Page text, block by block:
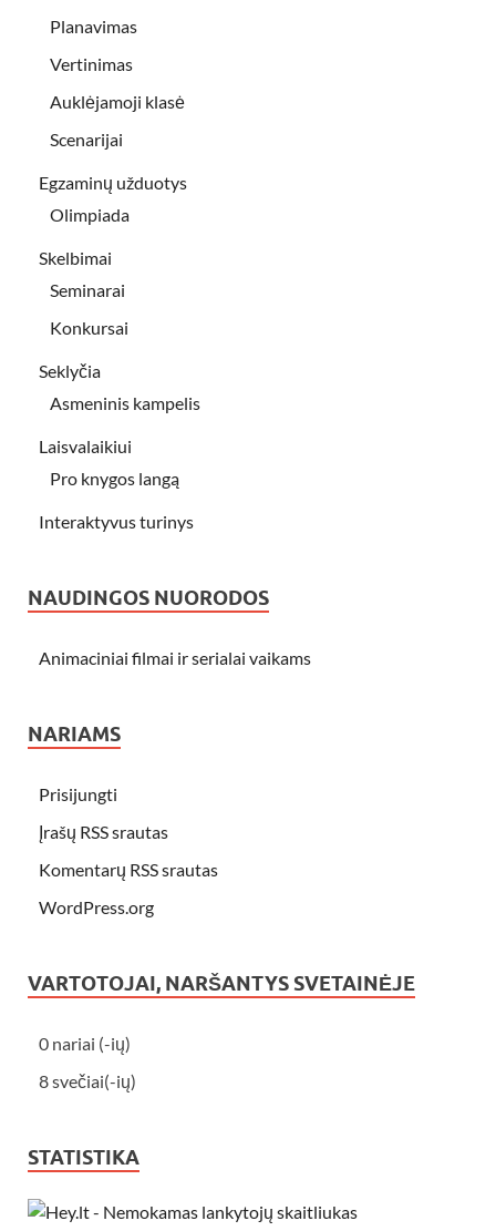
Planavimas
Vertinimas
Auklėjamoji klasė
Scenarijai
Egzaminų užduotys
Olimpiada
Skelbimai
Seminarai
Konkursai
Seklyčia
Asmeninis kampelis
Laisvalaikiui
Pro knygos langą
Interaktyvus turinys
NAUDINGOS NUORODOS
Animaciniai filmai ir serialai vaikams
NARIAMS
Prisijungti
Įrašų RSS srautas
Komentarų RSS srautas
WordPress.org
VARTOTOJAI, NARŠANTYS SVETAINĖJE
0 nariai (-ių)
8 svečiai(-ių)
STATISTIKA